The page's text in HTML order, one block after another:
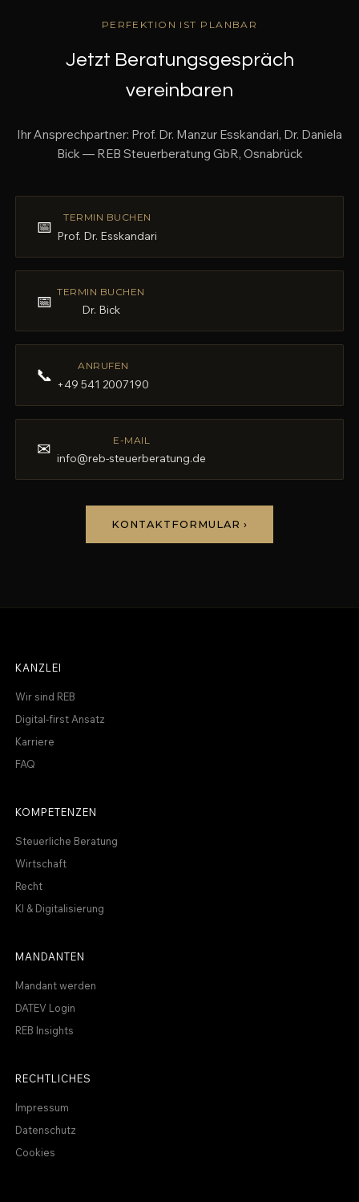
PERFEKTION IST PLANBAR
Jetzt Beratungsgespräch
vereinbaren
Ihr Ansprechpartner: Prof. Dr. Manzur Esskandari, Dr. Daniela
Bick — REB Steuerberatung GbR, Osnabrück
📅 TERMIN BUCHEN
Prof. Dr. Esskandari
📅 TERMIN BUCHEN
Dr. Bick
📞 ANRUFEN
+49 541 2007190
✉ E-MAIL
info@reb-steuerberatung.de
KONTAKTFORMULAR ›
KANZLEI
Wir sind REB
Digital-first Ansatz
Karriere
FAQ
KOMPETENZEN
Steuerliche Beratung
Wirtschaft
Recht
KI & Digitalisierung
MANDANTEN
Mandant werden
DATEV Login
REB Insights
RECHTLICHES
Impressum
Datenschutz
Cookies